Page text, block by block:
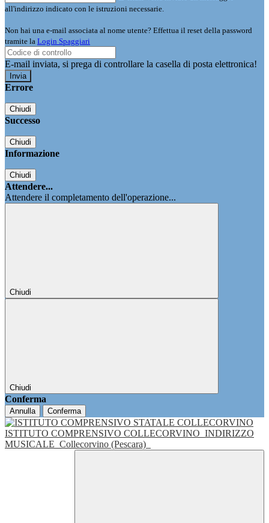
all'indirizzo indicato con le istruzioni necessarie.
Non hai una e-mail associata al nome utente? Effettua il reset della password
tramite la Login Spaggiari
E-mail inviata, si prega di controllare la casella di posta elettronica!
Errore
Chiudi
Successo
Chiudi
Informazione
Chiudi
Attendere...
Attendere il completamento dell'operazione...
Chiudi
Chiudi
Conferma
Annulla Conferma
ISTITUTO COMPRENSIVO COLLECORVINO INDIRIZZO
MUSICALE Collecorvino (Pescara)